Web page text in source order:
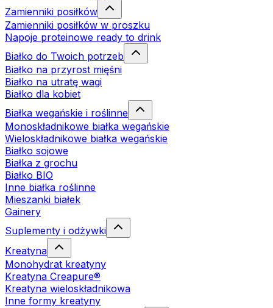
Zamienniki posiłków
Zamienniki posiłków w proszku
Napoje proteinowe ready to drink
Białko do Twoich potrzeb
Białko na przyrost mięśni
Białko na utratę wagi
Białko dla kobiet
Białka wegańskie i roślinne
Monoskładnikowe białka wegańskie
Wieloskładnikowe białka wegańskie
Białko sojowe
Białka z grochu
Białko BIO
Inne białka roślinne
Mieszanki białek
Gainery
Suplementy i odżywki
Kreatyna
Monohydrat kreatyny
Kreatyna Creapure®
Kreatyna wieloskładnikowa
Inne formy kreatyny